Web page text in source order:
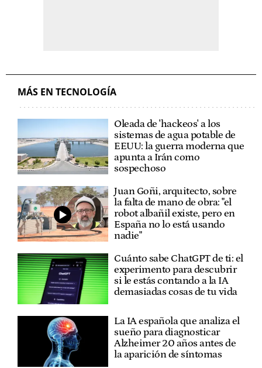
MÁS EN TECNOLOGÍA
Oleada de 'hackeos' a los
sistemas de agua potable de
EEUU: la guerra moderna que
apunta a Irán como
sospechoso
Juan Goñi, arquitecto, sobre
la falta de mano de obra: "el
robot albañil existe, pero en
España no lo está usando
nadie"
Cuánto sabe ChatGPT de ti: el
experimento para descubrir
si le estás contando a la IA
demasiadas cosas de tu vida
La IA española que analiza el
sueño para diagnosticar
Alzheimer 20 años antes de
la aparición de síntomas